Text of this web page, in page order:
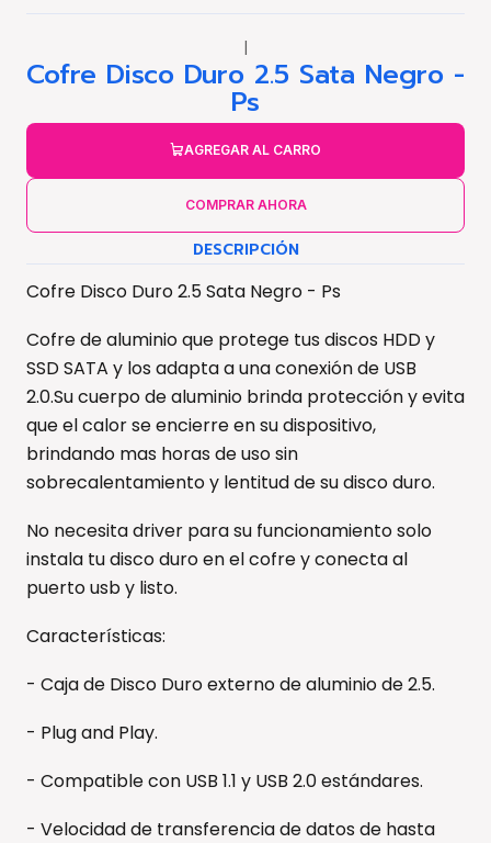
|
Cofre Disco Duro 2.5 Sata Negro -
Ps
AGREGAR AL CARRO
COMPRAR AHORA
DESCRIPCIÓN
Cofre Disco Duro 2.5 Sata Negro - Ps
Cofre de aluminio que protege tus discos HDD y
SSD SATA y los adapta a una conexión de USB
2.0.Su cuerpo de aluminio brinda protección y evita
que el calor se encierre en su dispositivo,
brindando mas horas de uso sin
sobrecalentamiento y lentitud de su disco duro.
No necesita driver para su funcionamiento solo
instala tu disco duro en el cofre y conecta al
puerto usb y listo.
Características:
- Caja de Disco Duro externo de aluminio de 2.5.
- Plug and Play.
- Compatible con USB 1.1 y USB 2.0 estándares.
- Velocidad de transferencia de datos de hasta